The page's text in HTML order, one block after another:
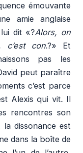
émouvante
amie anglaise
dit «?Alors, on
c’est con.?» Et
pas les
peut paraître
c’est parce
Alexis qui vit. Il
rencontres son
dissonance est
dans la boîte de